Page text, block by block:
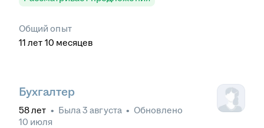
Общий опыт
11 лет 10 месяцев
Бухгалтер
58лет • Была3 августа • Обновлено
10 июля